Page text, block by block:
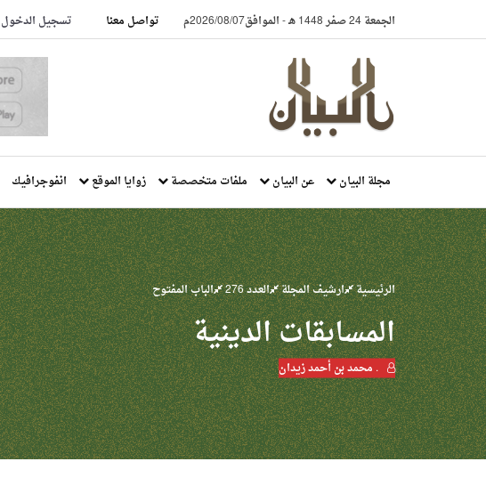
الجمعة 24 صفر 1448 هـ -الموافق2026/08/07م تواصل معنا تسجيل الدخول
مجلة البيان عن البيان ملفات متخصصة زوايا الموقع انفوجرافيك
الرئيسية ارشيف المجلة العدد 276 الباب المفتوح
المسابقات الدينية
. محمد بن أحمد زيدان